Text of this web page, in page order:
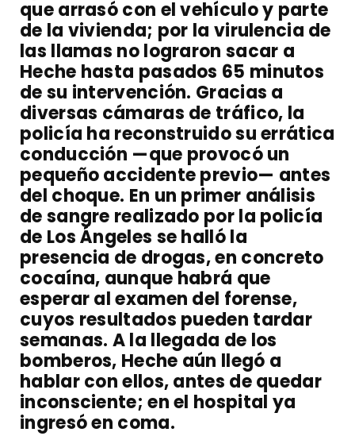
que arrasó con el vehículo y parte
de la vivienda; por la virulencia de
las llamas no lograron sacar a
Heche hasta pasados 65 minutos
de su intervención. Gracias a
diversas cámaras de tráfico, la
policía ha reconstruido su errática
conducción —que provocó un
pequeño accidente previo— antes
del choque. En un primer análisis
de sangre realizado por la policía
de Los Ángeles se halló la
presencia de drogas, en concreto
cocaína, aunque habrá que
esperar al examen del forense,
cuyos resultados pueden tardar
semanas. A la llegada de los
bomberos, Heche aún llegó a
hablar con ellos, antes de quedar
inconsciente; en el hospital ya
ingresó en coma.